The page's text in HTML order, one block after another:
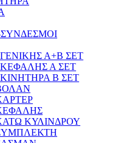
Α+Β ΣΕΤ
Α ΣΕΤ
Β ΣΕΤ
ΚΥΛΙΝΔΡΟΥ